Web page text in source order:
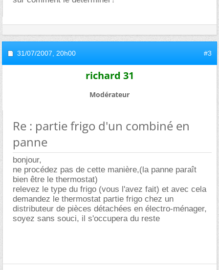
31/07/2007, 20h00 #3
richard 31
Modérateur
Re : partie frigo d'un combiné en
panne
bonjour,
ne procédez pas de cette manière,(la panne paraît
bien être le thermostat)
relevez le type du frigo (vous l'avez fait) et avec cela
demandez le thermostat partie frigo chez un
distributeur de pièces détachées en électro-ménager,
soyez sans souci, il s'occupera du reste